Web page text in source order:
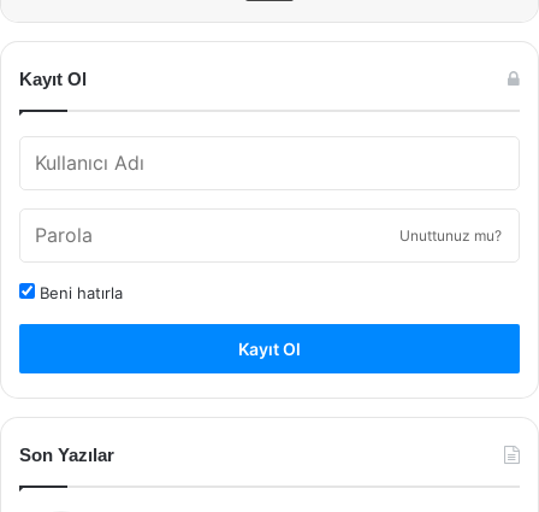
Kayıt Ol
Unuttunuz mu?
Beni hatırla
Kayıt Ol
Son Yazılar